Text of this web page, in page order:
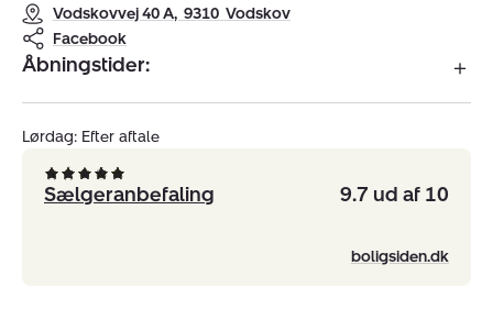
Vodskovvej 40 A, 9310 Vodskov
Facebook
Åbningstider:
Lørdag: Efter aftale
Sælgeranbefaling 9.7 ud af 10
boligsiden.dk